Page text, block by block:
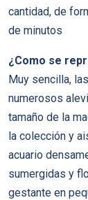
cantidad, de
de minutos
¿Como se
Muy sencilla,
numerosos
tamaño de la
la colección y
acuario
sumergidas y
gestante en